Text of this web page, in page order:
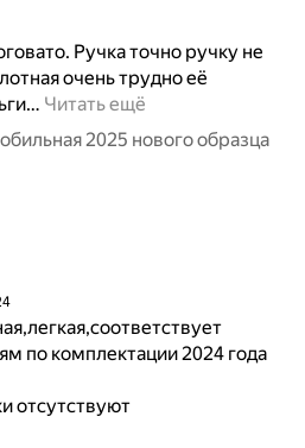
Ручка точно ручку не
очень трудно её
… Читать ещё
2025 нового образца
по комплектации 2024 года
отсутствуют